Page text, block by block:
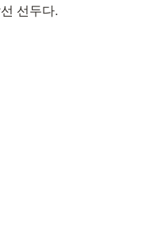
선두다.